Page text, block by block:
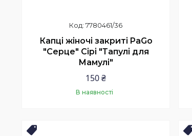
7780461/36
Капці жіночі закриті PaGo
"Серце" Сірі "Тапулі для
Мамулі"
150 ₴
В наявності